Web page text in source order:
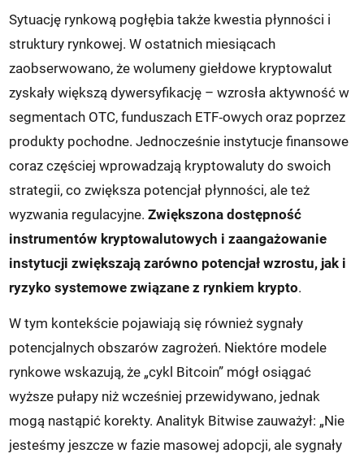
Sytuację rynkową pogłębia także kwestia płynności i
struktury rynkowej. W ostatnich miesiącach
zaobserwowano, że wolumeny giełdowe kryptowalut
zyskały większą dywersyfikację – wzrosła aktywność w
segmentach OTC, funduszach ETF‑owych oraz poprzez
produkty pochodne. Jednocześnie instytucje finansowe
coraz częściej wprowadzają kryptowaluty do swoich
strategii, co zwiększa potencjał płynności, ale też
wyzwania regulacyjne.Zwiększona dostępność
instrumentów kryptowalutowych i zaangażowanie
instytucji zwiększają zarówno potencjał wzrostu, jak i
ryzyko systemowe związane z rynkiem krypto.
W tym kontekście pojawiają się również sygnały
potencjalnych obszarów zagrożeń. Niektóre modele
rynkowe wskazują, że „cykl Bitcoin” mógł osiągać
wyższe pułapy niż wcześniej przewidywano, jednak
mogą nastąpić korekty. Analityk Bitwise zauważył: „Nie
jesteśmy jeszcze w fazie masowej adopcji, ale sygnały